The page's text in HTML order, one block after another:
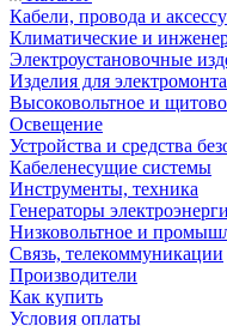
Кабели, провода и
Климатические и
Электроустановочные
Изделия для
Высоковольтное и
Освещение
Устройства и средства
Кабеленесущие системы
Инструменты, техника
Генераторы
Низковольтное и
Связь, телекоммуникации
Производители
Как купить
Условия оплаты